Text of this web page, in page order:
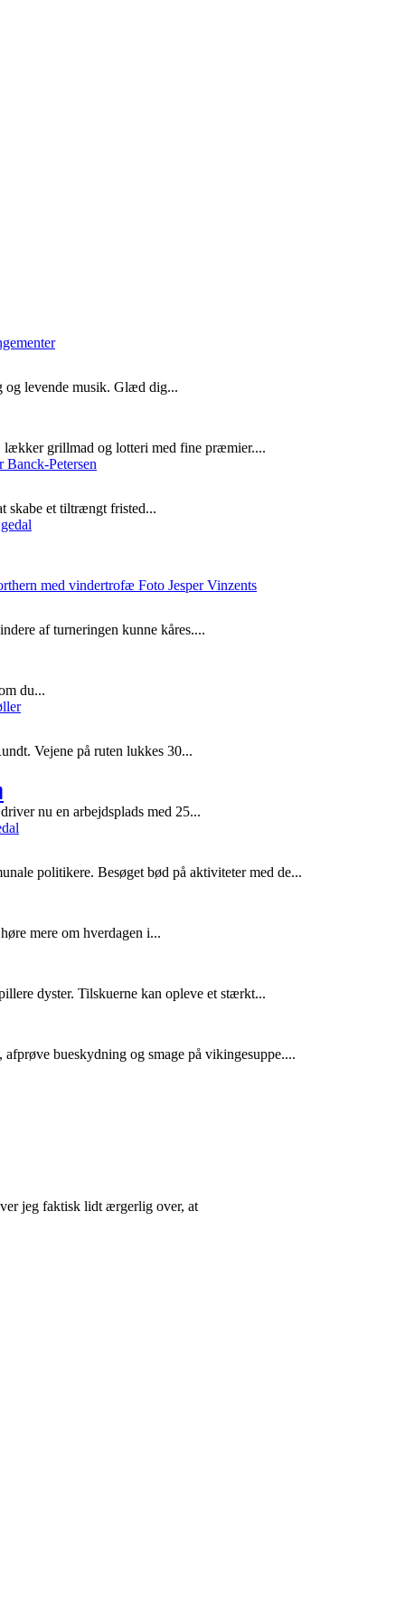
og levende musik. Glæd dig...
lækker grillmad og lotteri med fine præmier....
skabe et tiltrængt fristed...
af turneringen kunne kåres....
du...
Vejene på ruten lukkes 30...
nu en arbejdsplads med 25...
politikere. Besøget bød på aktiviteter med de...
mere om hverdagen i...
dyster. Tilskuerne kan opleve et stærkt...
bueskydning og smage på vikingesuppe....
jeg faktisk lidt ærgerlig over, at